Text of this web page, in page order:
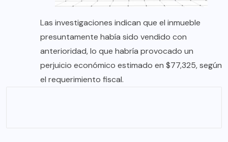
Las investigaciones indican que el inmueble
presuntamente había sido vendido con
anterioridad, lo que habría provocado un
perjuicio económico estimado en $77,325, según
el requerimiento fiscal.